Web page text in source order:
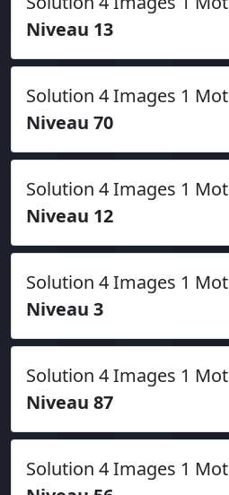
Niveau 13
Solution 4 Images 1 Mot
Niveau 70
Solution 4 Images 1 Mot
Niveau 12
Solution 4 Images 1 Mot
Niveau 3
Solution 4 Images 1 Mot
Niveau 87
Solution 4 Images 1 Mot